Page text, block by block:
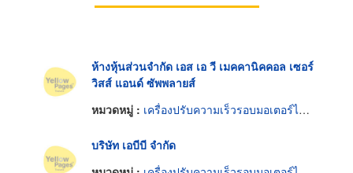
ห้างหุ้นส่วนจำกัด เอส เอ วี เมคคานิคคอล เซอร์
วิสส์ แอนด์ ซัพพลายส์
หมวดหมู่ : เครื่องปรับความเร็วรอบมอเตอร์ไฟฟ้า
บริษัท เอบีบี จำกัด